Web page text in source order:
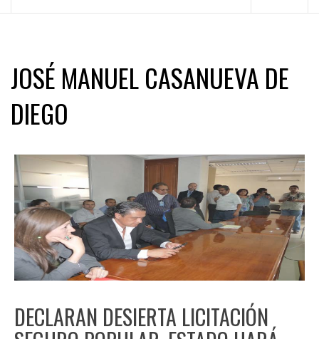
JOSÉ MANUEL CASANUEVA DE
DIEGO
DECLARAN DESIERTA LICITACIÓN